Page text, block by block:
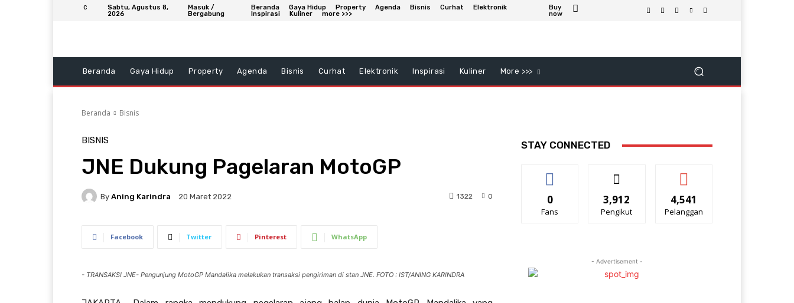
C
Sabtu, Agustus 8,
2026
Masuk /
Bergabung
Beranda Gaya Hidup Property Agenda Bisnis Curhat
Elektronik
Inspirasi
Kuliner more >>>
Buy
now
Beranda Gaya Hidup Property Agenda Bisnis Curhat Elektronik Inspirasi Kuliner More >>>
Beranda Bisnis
BISNIS
JNE Dukung Pagelaran MotoGP
By Aning Karindra 20 Maret 2022 0
1322
Facebook Twitter Pinterest WhatsApp
- TRANSAKSI JNE- Pengunjung MotoGP Mandalika melakukan transaksi pengiriman di stan JNE. FOTO : IST/ANING KARINDRA
STAY CONNECTED
0
Fans
3,912
Pengikut
4,541
Pelanggan
- Advertisement -